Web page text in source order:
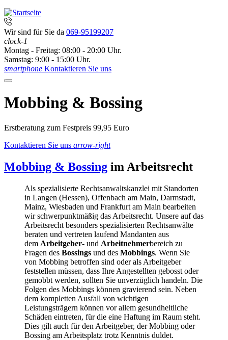
Wir sind für Sie da 069-95199207
clock-1
Montag - Freitag: 08:00 - 20:00 Uhr.
Samstag: 9:00 - 15:00 Uhr.
smartphone Kontaktieren Sie uns
Mobbing & Bossing
Erstberatung zum Festpreis 99,95 Euro
Kontaktieren Sie uns arrow-right
Mobbing & Bossing im Arbeitsrecht
Als spezialisierte Rechtsanwaltskanzlei mit Standorten
in Langen (Hessen), Offenbach am Main, Darmstadt,
Mainz, Wiesbaden und Frankfurt am Main bearbeiten
wir schwerpunktmäßig das Arbeitsrecht. Unsere auf das
Arbeitsrecht besonders spezialisierten Rechtsanwälte
beraten und vertreten laufend Mandanten aus
dem Arbeitgeber- und Arbeitnehmerbereich zu
Fragen des Bossings und des Mobbings. Wenn Sie
von Mobbing betroffen sind oder als Arbeitgeber
feststellen müssen, dass Ihre Angestellten gebosst oder
gemobbt werden, sollten Sie unverzüglich handeln. Die
Folgen des Mobbings können gravierend sein. Neben
dem kompletten Ausfall von wichtigen
Leistungsträgern können vor allem gesundheitliche
Schäden eintreten, für die eine Haftung im Raum steht.
Dies gilt auch für den Arbeitgeber, der Mobbing oder
Bossing am Arbeitsplatz trotz Kenntnis duldet.